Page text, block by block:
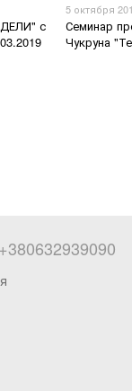
с
5 октября
Семинар
Чукруна
+380632939090